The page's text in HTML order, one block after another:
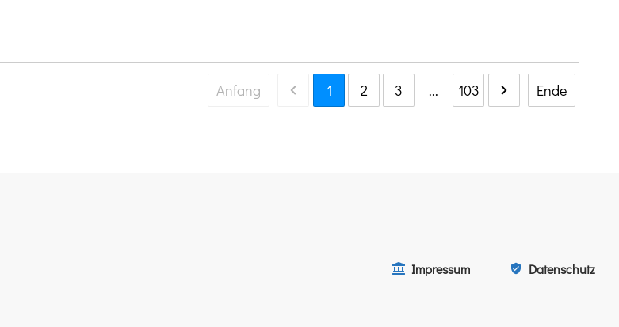
Anfang 1 2 3 ... 103 Ende
Impressum Datenschutz